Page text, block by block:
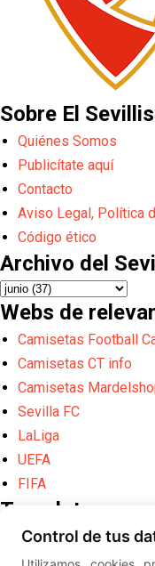
Sobre El
Quiénes Somos
Publicítate aquí
Contacto
Aviso Legal, Política
Código ético
Archivo del
Webs de
Camisetas Football
Camisetas CT info
Camisetas
Sevilla FC
LaLiga
UEFA
FIFA
Translate
Powered by
Control de tus